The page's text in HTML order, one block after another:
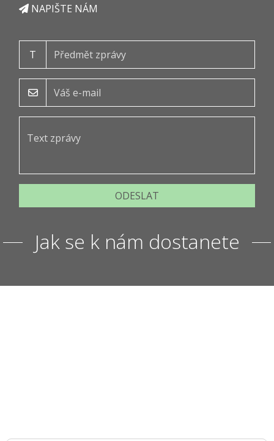
NAPIŠTE NÁM
T
ODESLAT
Jak se k nám dostanete